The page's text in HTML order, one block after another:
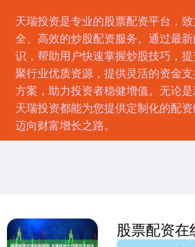
天瑞投资是专业的股票配资平台，
全、高效的炒股配资服务。通过最
识，帮助用户快速掌握炒股技巧，
聚行业优质资源，提供灵活的资金
方案，助力投资者稳健增值。无论是
天瑞投资都能为您提供定制化的配
迈向财富增长之路。